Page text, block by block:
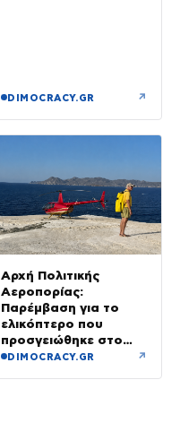
DIMOCRACY.GR ↗
Αρχή Πολιτικής
Αεροπορίας:
Παρέμβαση για το
ελικόπτερο που
προσγειώθηκε στο
Σαρακήνικο της
DIMOCRACY.GR ↗